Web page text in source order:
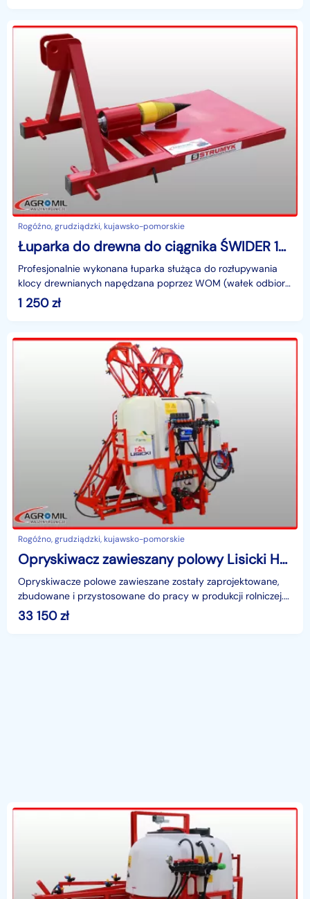
Rogóźno, grudziądzki, kujawsko-pomorskie
Łuparka do drewna do ciągnika ŚWIDER 150 King Strumyk
Profesjonalnie wykonana łuparka służąca do rozłupywania
klocy drewnianych napędzana poprzez WOM (wałek odbioru
mocy).Łuparka pracuje w konfiguracji - stoli
1 250zł
Rogóźno, grudziądzki, kujawsko-pomorskie
Opryskiwacz zawieszany polowy Lisicki Hydro 300,400,600,800
Opryskiwacze polowe zawieszane zostały zaprojektowane,
zbudowane i przystosowane do pracy w produkcji rolniczej.
Służą do wykonania zabiegów ochrony roślin i na
33 150zł